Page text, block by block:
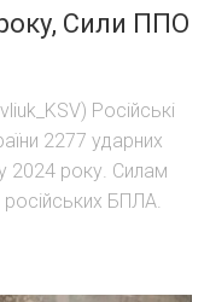
Сили ППО
Російські
2277 ударних
2024 року. Силам
БПЛА.